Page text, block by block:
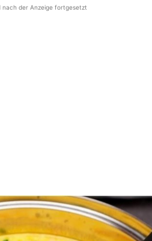
nach der Anzeige fortgesetzt